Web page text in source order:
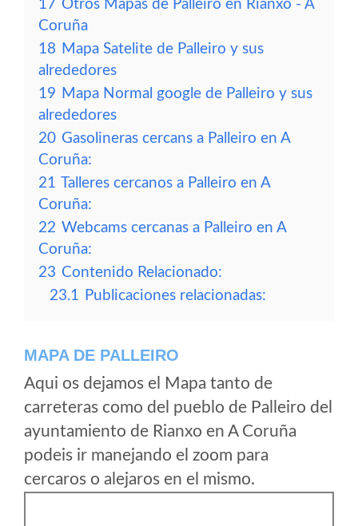
17 Otros Mapas de Palleiro en Rianxo - A
Coruña
18 Mapa Satelite de Palleiro y sus
alrededores
19 Mapa Normal google de Palleiro y sus
alrededores
20 Gasolineras cercans a Palleiro en A
Coruña:
21 Talleres cercanos a Palleiro en A
Coruña:
22 Webcams cercanas a Palleiro en A
Coruña:
23 Contenido Relacionado:
23.1 Publicaciones relacionadas:
MAPA DE PALLEIRO
Aqui os dejamos el Mapa tanto de
carreteras como del pueblo de Palleiro del
ayuntamiento de Rianxo en A Coruña
podeis ir manejando el zoom para
cercaros o alejaros en el mismo.